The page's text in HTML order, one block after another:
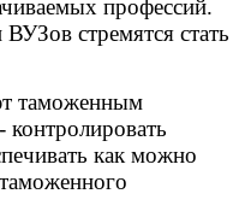
профессий.
стремятся стать
таможенным
как можно